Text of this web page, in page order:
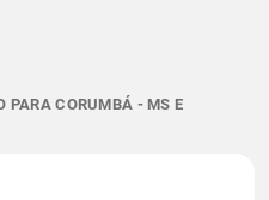
PARA CORUMBÁ - MS E